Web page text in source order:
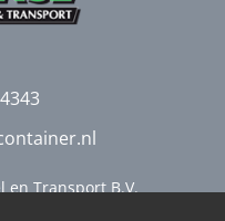
en Transport B.V.